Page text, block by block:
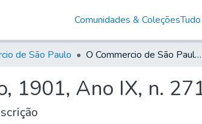
Comunidades & Coleções
de São Paulo O Commercio de São Paulo, 1901, Ano IX, n. 2713
1901, Ano IX, n.